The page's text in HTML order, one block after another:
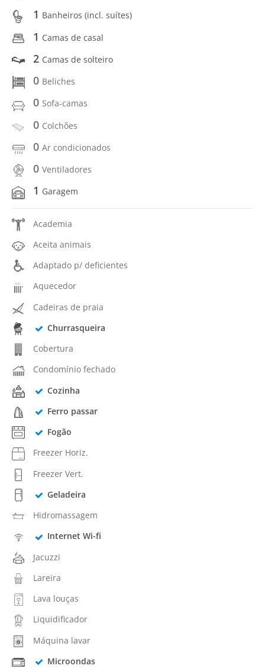
1 Banheiros (incl. suítes)
1 Camas de casal
2 Camas de solteiro
0 Beliches
0 Sofa-camas
0 Colchões
0 Ar condicionados
0 Ventiladores
1 Garagem
Academia
Aceita animais
Adaptado p/ deficientes
Aquecedor
Cadeiras de praia
Churrasqueira
Cobertura
Condomínio fechado
Cozinha
Ferro passar
Fogão
Freezer Horiz.
Freezer Vert.
Geladeira
Hidromassagem
Internet Wi-fi
Jacuzzi
Lareira
Lava louças
Liquidificador
Máquina lavar
Microondas